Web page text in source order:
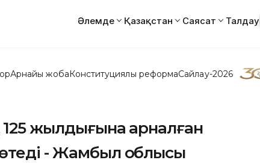
Әлемде Қазақстан Саясат Талдау
Арнайы жобаКонституциялық реформаСайлау-2026
125 жылдығына арналған
- Жамбыл облысы